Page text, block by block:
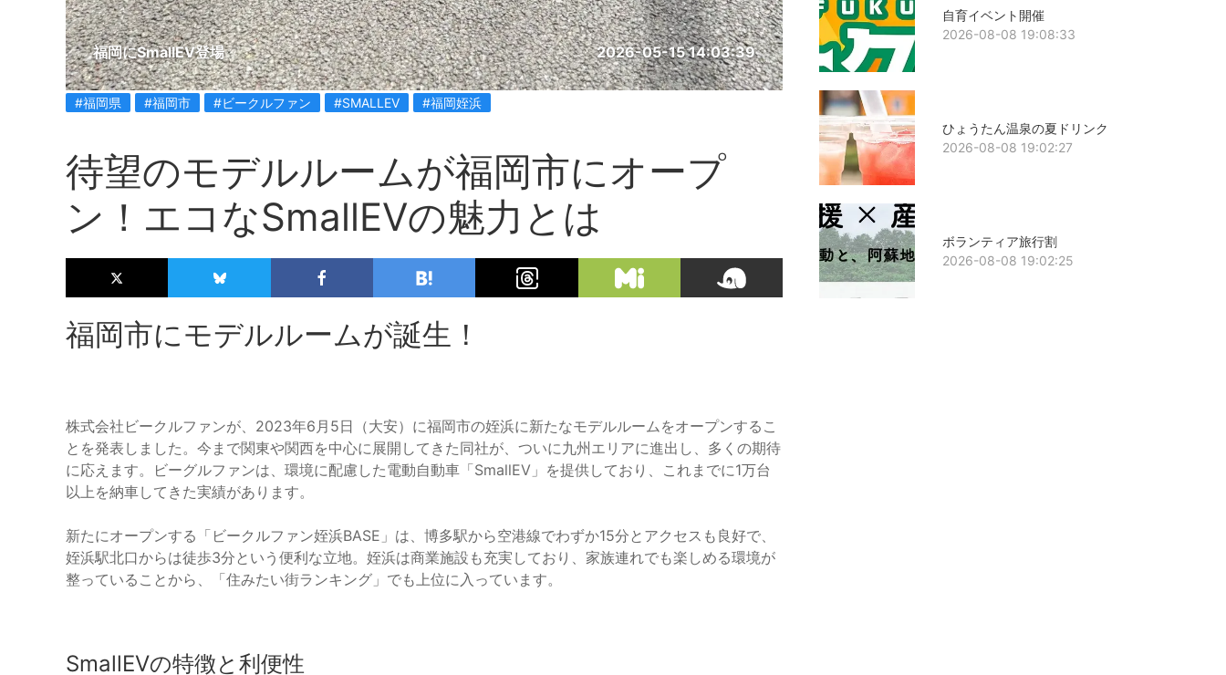
福岡にSmallEV登場 2026-05-15 14:03:39
#福岡県 #福岡市 #ビークルファン #SMALLEV #福岡姪浜
待望のモデルルームが福岡市にオープ
ン！エコなSmallEVの魅力とは
福岡市にモデルルームが誕生！
株式会社ビークルファンが、2023年6月5日（大安）に福岡市の姪浜に新たなモデルルームをオープンするこ
とを発表しました。今まで関東や関西を中心に展開してきた同社が、ついに九州エリアに進出し、多くの期待
に応えます。ビーグルファンは、環境に配慮した電動自動車「SmallEV」を提供しており、これまでに1万台
以上を納車してきた実績があります。
新たにオープンする「ビークルファン姪浜BASE」は、博多駅から空港線でわずか15分とアクセスも良好で、
姪浜駅北口からは徒歩3分という便利な立地。姪浜は商業施設も充実しており、家族連れでも楽しめる環境が
整っていることから、「住みたい街ランキング」でも上位に入っています。
SmallEVの特徴と利便性
自育イベント開催
2026-08-08 19:08:33
ひょうたん温泉の夏ドリンク
2026-08-08 19:02:27
ボランティア旅行割
2026-08-08 19:02:25